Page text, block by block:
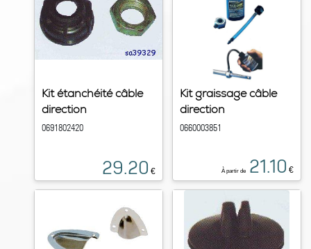
Kit étanchéité câble
direction
0691802420
29.20 €
Kit graissage câble
direction
0660003851
À partir de 21.10 €